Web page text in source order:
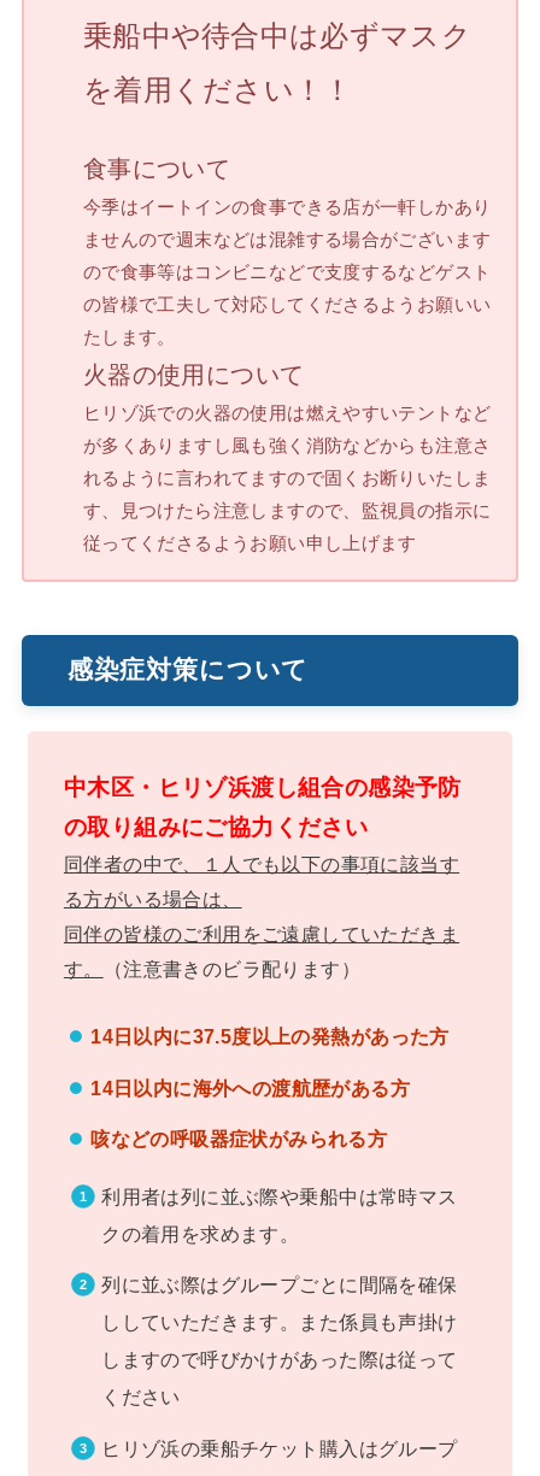
乗船中や待合中は必ずマスク
を着用ください！！
食事について
今季はイートインの食事できる店が一軒しかあり
ませんので週末などは混雑する場合がございます
ので食事等はコンビニなどで支度するなどゲスト
の皆様で工夫して対応してくださるようお願いい
たします。
火器の使用について
ヒリゾ浜での火器の使用は燃えやすいテントなど
が多くありますし風も強く消防などからも注意さ
れるように言われてますので固くお断りいたしま
す、見つけたら注意しますので、監視員の指示に
従ってくださるようお願い申し上げます
感染症対策について
中木区・ヒリゾ浜渡し組合の感染予防
の取り組みにご協力ください
同伴者の中で、１人でも以下の事項に該当す
る方がいる場合は、
同伴の皆様のご利用をご遠慮していただきま
す。
（注意書きのビラ配ります）
14日以内に37.5度以上の発熱があった方
14日以内に海外への渡航歴がある方
咳などの呼吸器症状がみられる方
利用者は列に並ぶ際や乗船中は常時マス
クの着用を求めます。
列に並ぶ際はグループごとに間隔を確保
ししていただきます。また係員も声掛け
しますので呼びかけがあった際は従って
ください
ヒリゾ浜の乗船チケット購入はグループ